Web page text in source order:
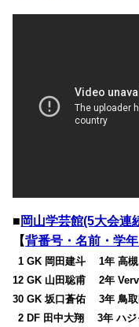
■ 岡山学芸館(5大会連
【背番号・名前・学
01 GK 岡田建斗 1年 高槻
12 GK 山田聡甫 2年
30 GK 坂口蒼佑 3年 鳥取
02 DF 田中大翔 3年 ハジ